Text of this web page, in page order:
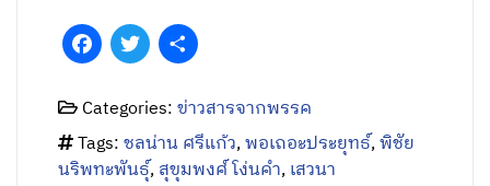
FacebookTwitter
Categories:ข่าวสารจากพรรค
Tags:ชลน่าน ศรีแก้ว,พอเถอะประยุทธ์,พิชัย
นริพทะพันธุ์,สุขุมพงศ์ โง่นคำ,เสวนา